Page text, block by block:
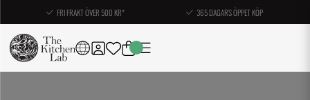
FRI FRAKT ÖVER 500 KR* 365 DAGARS ÖPPET KÖP